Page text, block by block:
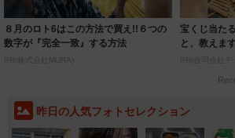
８月のロト6はこの方法で買え!!６つの
数字が『完全一致』する方法
PR(株式会社MURA)
宝くじ当た
と、教えま
PR(合同会社デ
昨日の人気フォトセレクション